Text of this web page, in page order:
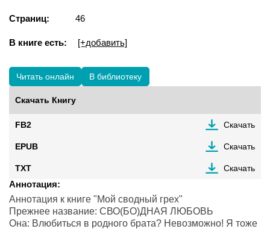
Страниц: 46
В книге есть: [+добавить]
Читать онлайн В библиотеку
Скачать Книгу
FB2 Скачать
EPUB Скачать
TXT Скачать
Аннотация:
Аннотация к книге "Moй сводный грех"
Прежнее название: СВО(БО)ДНАЯ ЛЮБОВЬ
Она: Влюбиться в родного брата? Невозможно! Я тоже